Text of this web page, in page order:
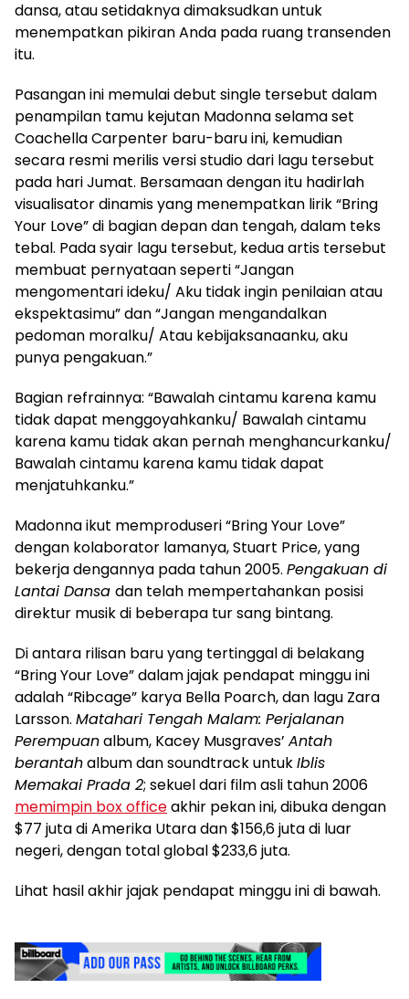
dansa, atau setidaknya dimaksudkan untuk
menempatkan pikiran Anda pada ruang transenden
itu.
Pasangan ini memulai debut single tersebut dalam
penampilan tamu kejutan Madonna selama set
Coachella Carpenter baru-baru ini, kemudian
secara resmi merilis versi studio dari lagu tersebut
pada hari Jumat. Bersamaan dengan itu hadirlah
visualisator dinamis yang menempatkan lirik “Bring
Your Love” di bagian depan dan tengah, dalam teks
tebal. Pada syair lagu tersebut, kedua artis tersebut
membuat pernyataan seperti “Jangan
mengomentari ideku/ Aku tidak ingin penilaian atau
ekspektasimu” dan “Jangan mengandalkan
pedoman moralku/ Atau kebijaksanaanku, aku
punya pengakuan.”
Bagian refrainnya: “Bawalah cintamu karena kamu
tidak dapat menggoyahkanku/ Bawalah cintamu
karena kamu tidak akan pernah menghancurkanku/
Bawalah cintamu karena kamu tidak dapat
menjatuhkanku.”
Madonna ikut memproduseri “Bring Your Love”
dengan kolaborator lamanya, Stuart Price, yang
bekerja dengannya pada tahun 2005. Pengakuan di
Lantai Dansa dan telah mempertahankan posisi
direktur musik di beberapa tur sang bintang.
Di antara rilisan baru yang tertinggal di belakang
“Bring Your Love” dalam jajak pendapat minggu ini
adalah “Ribcage” karya Bella Poarch, dan lagu Zara
Larsson. Matahari Tengah Malam: Perjalanan
Perempuanalbum, Kacey Musgraves’ Antah
berantahalbum dan soundtrack untukIblis
Memakai Prada 2; sekuel dari film asli tahun 2006
memimpin box officeakhir pekan ini, dibuka dengan
$77 juta di Amerika Utara dan $156,6 juta di luar
negeri, dengan total global $233,6 juta.
Lihat hasil akhir jajak pendapat minggu ini di bawah.